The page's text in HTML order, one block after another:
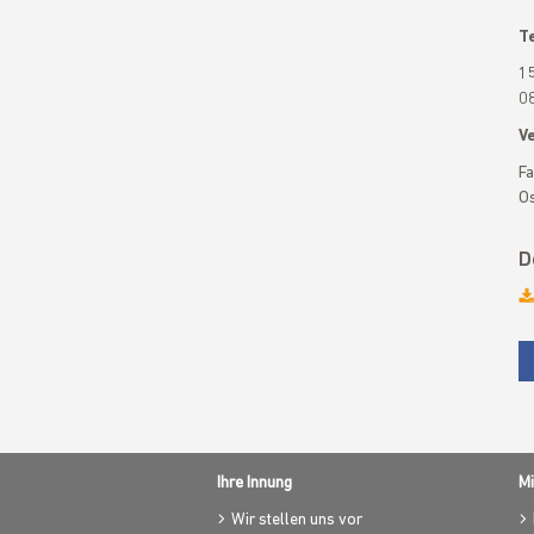
Ihre Innung
Wir stellen uns vor